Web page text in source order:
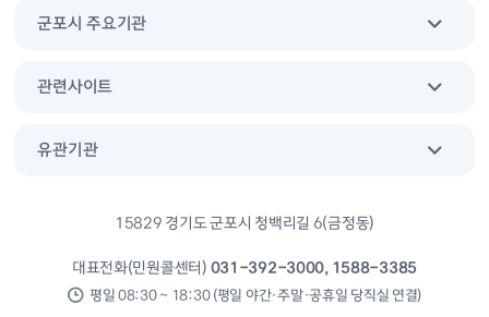
군포시 주요기관
관련사이트
유관기관
15829 경기도 군포시 청백리길 6(금정동)
대표전화(민원콜센터) 031-392-3000, 1588-3385
평일 08:30 ~ 18:30 (평일 야간·주말·공휴일 당직실 연결)